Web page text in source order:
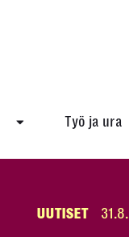
Työ ja ura
UUTISET